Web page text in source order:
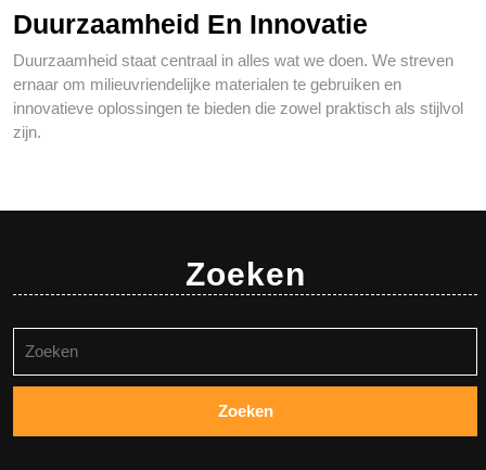
Duurzaamheid En Innovatie
Duurzaamheid staat centraal in alles wat we doen. We streven
ernaar om milieuvriendelijke materialen te gebruiken en
innovatieve oplossingen te bieden die zowel praktisch als stijlvol
zijn.
Zoeken
naar: